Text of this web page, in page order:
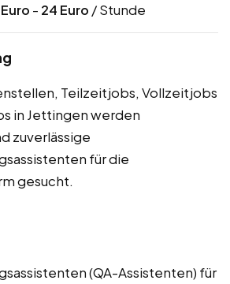
Euro - 24 Euro / Stunde
Teilzeitjobs, Vollzeitjobs
in Jettingen werden
zuverlässige
für die
gesucht.
(QA-Assistenten) für